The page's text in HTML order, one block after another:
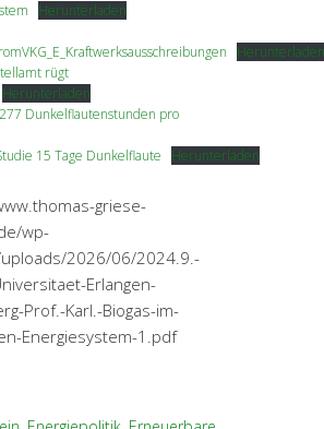
Herunterladen
Herunterladen
rügt
Herunterladen
Dunkelflautenstunden pro
15 Tage Dunkelflaute
Herunterladen
griese-
wp-
2026/06/2024.9.-
Erlangen-
Prof.-Karl.-Biogas-im-
Energiesystem-1.pdf